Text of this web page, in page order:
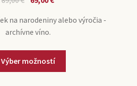
na narodeniny alebo výročia -
archívne víno.
Výber možností